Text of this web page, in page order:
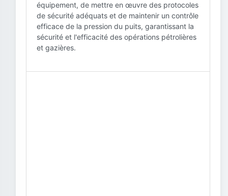
équipement, de mettre en œuvre des protocoles
de sécurité adéquats et de maintenir un contrôle
efficace de la pression du puits, garantissant la
sécurité et l'efficacité des opérations pétrolières
et gazières.